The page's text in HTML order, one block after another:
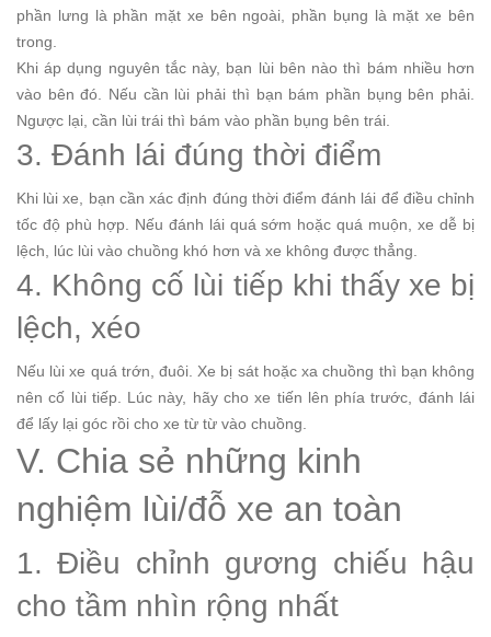
phần lưng là phần mặt xe bên ngoài, phần bụng là mặt xe bên
trong.
Khi áp dụng nguyên tắc này, bạn lùi bên nào thì bám nhiều hơn
vào bên đó. Nếu cần lùi phải thì bạn bám phần bụng bên phải.
Ngược lại, cần lùi trái thì bám vào phần bụng bên trái.
3. Đánh lái đúng thời điểm
Khi lùi xe, bạn cần xác định đúng thời điểm đánh lái để điều chỉnh
tốc độ phù hợp. Nếu đánh lái quá sớm hoặc quá muộn, xe dễ bị
lệch, lúc lùi vào chuồng khó hơn và xe không được thẳng.
4. Không cố lùi tiếp khi thấy xe bị
lệch, xéo
Nếu lùi xe quá trớn, đuôi. Xe bị sát hoặc xa chuồng thì bạn không
nên cố lùi tiếp. Lúc này, hãy cho xe tiến lên phía trước, đánh lái
để lấy lại góc rồi cho xe từ từ vào chuồng.
V. Chia sẻ những kinh
nghiệm lùi/đỗ xe an toàn
1. Điều chỉnh gương chiếu hậu
cho tầm nhìn rộng nhất